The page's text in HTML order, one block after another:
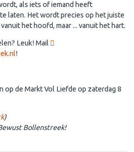
als iets of iemand heeft
laten. Het wordt precies op het juiste
het hoofd, maar ... vanuit het hart.
Leuk! Mail
!
op de Markt Vol Liefde op zaterdag 8
)
Bollenstreek!